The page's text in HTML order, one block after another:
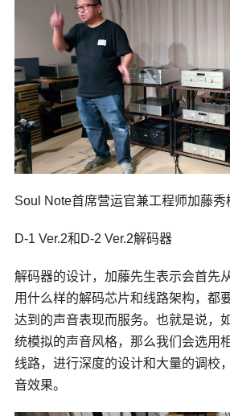
Soul Note首席营运官兼工程师加藤秀
D-1 Ver.2和D-2 Ver.2解码器
解码器的设计，加藤先生表示会首先
用什么样的解码芯片和线路架构，都
达到的声音表现而服务。也就是说，
统模拟的声音风格，那么我们会选用
线路，进行深度的设计和大量的调校
音效果。